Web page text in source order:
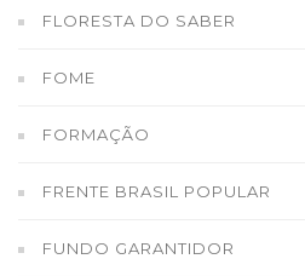
FLORESTA DO SABER
FOME
FORMAÇÃO
FRENTE BRASIL POPULAR
FUNDO GARANTIDOR